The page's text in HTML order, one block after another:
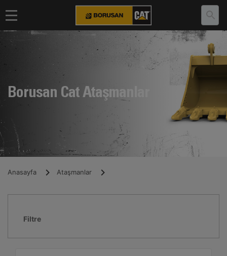
Borusan Cat Ataşmanlar
Anasayfa Ataşmanlar
Filtre